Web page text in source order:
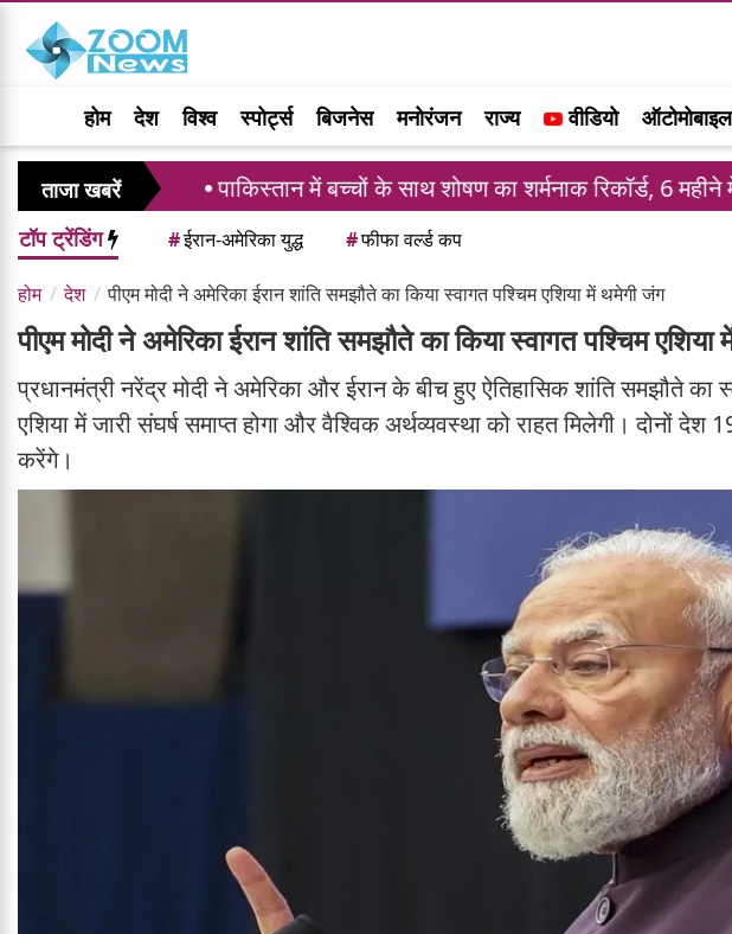
होम देश विश्व स्पोर्ट्स बिजनेस मनोरंजन राज्य वीडियो ऑटोमोबाइल
ताजा खबरेंपाकिस्तान में बच्चों के साथ शोषण का शर्मनाक रिकॉर्ड, 6 महीने में 1914 मामले
टॉप ट्रेंडिंग #ईरान-अमेरिका युद्ध #फीफा वर्ल्ड कप
होम देश पीएम मोदी ने अमेरिका ईरान शांति समझौते का किया स्वागत पश्चिम एशिया में थमेगी जंग
पीएम मोदी ने अमेरिका ईरान शांति समझौते का किया स्वागत पश्चिम
प्रधानमंत्री नरेंद्र मोदी ने अमेरिका और ईरान के बीच हुए ऐतिहासिक शांति समझौते
एशिया में जारी संघर्ष समाप्त होगा और वैश्विक अर्थव्यवस्था को राहत मिलेगी। दोनों
करेंगे।